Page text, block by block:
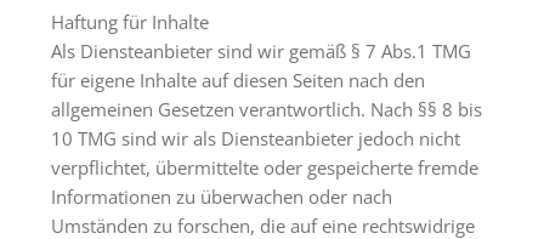
Haftung für Inhalte
Als Diensteanbieter sind wir gemäß § 7 Abs.1 TMG
für eigene Inhalte auf diesen Seiten nach den
allgemeinen Gesetzen verantwortlich. Nach §§ 8 bis
10 TMG sind wir als Diensteanbieter jedoch nicht
verpflichtet, übermittelte oder gespeicherte fremde
Informationen zu überwachen oder nach
Umständen zu forschen, die auf eine rechtswidrige